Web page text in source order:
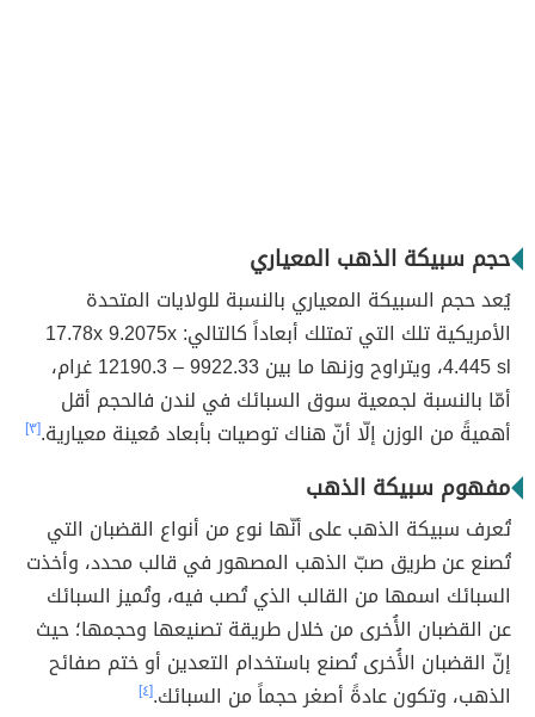
حجم سبيكة الذهب المعياري
يُعد حجم السبيكة المعياري بالنسبة للولايات المتحدة
الأمريكية تلك التي تمتلك أبعاداً كالتالي: 17.78x 9.2075x
4.445 sl، ويتراوح وزنها ما بين 9922.33 – 12190.3 غرام،
أمّا بالنسبة لجمعية سوق السبائك في لندن فالحجم أقل
أهميةً من الوزن إلّا أنّ هناك توصيات بأبعاد مُعينة معيارية.[٣]
مفهوم سبيكة الذهب
تُعرف سبيكة الذهب على أنّها نوع من أنواع القضبان التي
تُصنع عن طريق صبّ الذهب المصهور في قالب محدد، وأخذت
السبائك اسمها من القالب الذي تُصب فيه، وتُميز السبائك
عن القضبان الأُخرى من خلال طريقة تصنيعها وحجمها؛ حيث
إنّ القضبان الأُخرى تُصنع باستخدام التعدين أو ختم صفائح
الذهب، وتكون عادةً أصغر حجماً من السبائك.[٤]